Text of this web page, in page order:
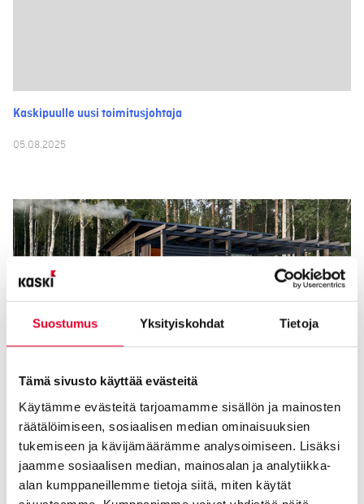
Suostumus Yksityiskohdat Tietoja
Tämä sivusto käyttää evästeitä
Käytämme evästeitä tarjoamamme sisällön ja mainosten
räätälöimiseen, sosiaalisen median ominaisuuksien
tukemiseen ja kävijämäärämme analysoimiseen. Lisäksi
jaamme sosiaalisen median, mainosalan ja analytiikka-
alan kumppaneillemme tietoja siitä, miten käytät
Kaskipuulle uusi toimitusjohtaja
05.08.2025
Pihasaunan rakentaminen onnistuu tänä vuonna ilman
rakentamisslupaa
11.06.2025